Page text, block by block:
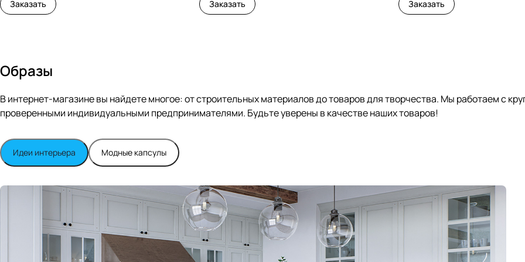
Заказать Заказать Заказать
Образы
В интернет-магазине вы найдете многое: от строительных материалов до товаров для творчества. Мы работаем с
проверенными индивидуальными предпринимателями. Будьте уверены в качестве наших товаров!
Идеи интерьера Модные капсулы